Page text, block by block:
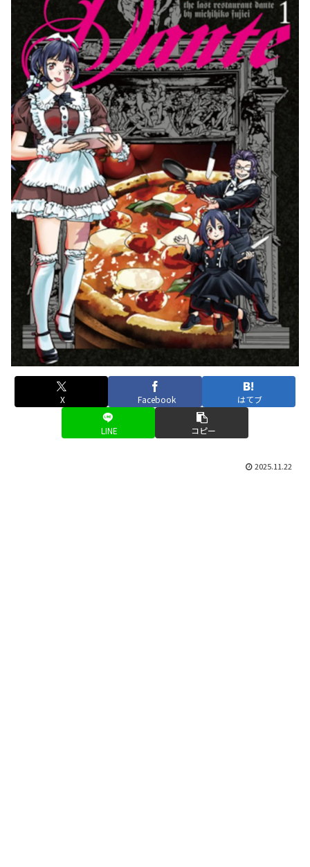
X Facebook はてブ
LINE コピー
2025.11.22